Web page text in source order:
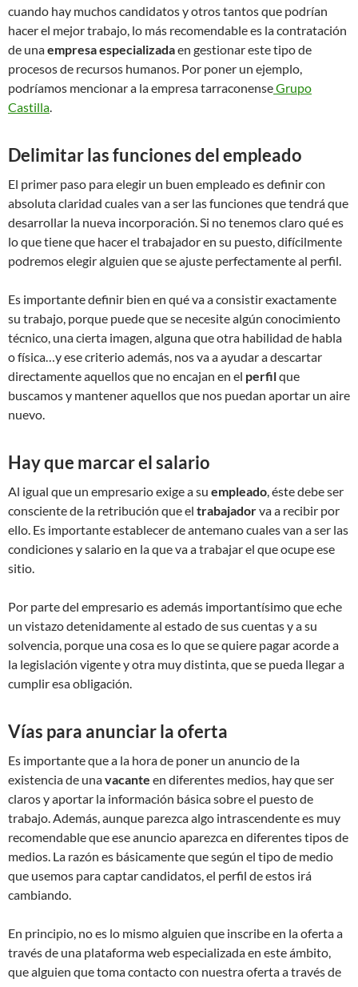
cuando hay muchos candidatos y otros tantos que podrían
hacer el mejor trabajo, lo más recomendable es la contratación
de unaempresa especializadaen gestionar este tipo de
procesos de recursos humanos. Por poner un ejemplo,
podríamos mencionar a la empresa tarraconenseGrupo
Castilla.
Delimitar las funciones del empleado
El primer paso para elegir un buen empleado es definir con
absoluta claridad cuales van a ser las funciones que tendrá que
desarrollar la nueva incorporación. Si no tenemos claro qué es
lo que tiene que hacer el trabajador en su puesto, difícilmente
podremos elegir alguien que se ajuste perfectamente al perfil.
Es importante definir bien en qué va a consistir exactamente
su trabajo, porque puede que se necesite algún conocimiento
técnico, una cierta imagen, alguna que otra habilidad de habla
o física…y ese criterio además, nos va a ayudar a descartar
directamente aquellos que no encajan en el perfilque
buscamos y mantener aquellos que nos puedan aportar un aire
nuevo.
Hay que marcar el salario
Al igual que un empresario exige a su empleado, éste debe ser
consciente de la retribución que el trabajadorva a recibir por
ello. Es importante establecer de antemano cuales van a ser las
condiciones y salario en la que va a trabajar el que ocupe ese
sitio.
Por parte del empresario es además importantísimo que eche
un vistazo detenidamente al estado de sus cuentas y a su
solvencia, porque una cosa es lo que se quiere pagar acorde a
la legislación vigente y otra muy distinta, que se pueda llegar a
cumplir esa obligación.
Vías para anunciar la oferta
Es importante que a la hora de poner un anuncio de la
existencia de unavacante en diferentes medios, hay que ser
claros y aportar la información básica sobre el puesto de
trabajo. Además, aunque parezca algo intrascendente es muy
recomendable que ese anuncio aparezca en diferentes tipos de
medios. La razón es básicamente que según el tipo de medio
que usemos para captar candidatos, el perfil de estos irá
cambiando.
En principio, no es lo mismo alguien que inscribe en la oferta a
través de una plataforma web especializada en este ámbito,
que alguien que toma contacto con nuestra oferta a través de